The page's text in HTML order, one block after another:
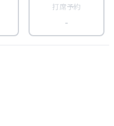
打席予約
-